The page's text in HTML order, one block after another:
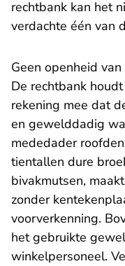
rechtbank kan het
verdachte één van
Geen openheid van
De rechtbank
rekening mee dat
en gewelddadig
mededader
tientallen dure
bivakmutsen,
zonder
voorverkenning.
het gebruikte
winkelpersoneel.